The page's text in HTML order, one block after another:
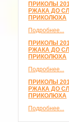
ПРИКОЛЫ
РЖАКА ДО
ПРИКОЛЮХА
Подробнее...
ПРИКОЛЫ
РЖАКА ДО
ПРИКОЛЮХА
Подробнее...
ПРИКОЛЫ
РЖАКА ДО
ПРИКОЛЮХА
Подробнее...